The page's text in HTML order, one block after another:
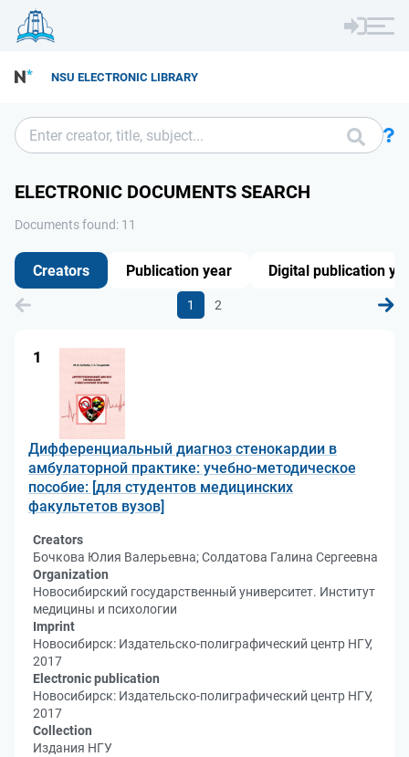
NSU ELECTRONIC LIBRARY
ELECTRONIC DOCUMENTS SEARCH
Documents found: 11
1 2
1
Дифференциальный диагноз стенокардии в
амбулаторной практике: учебно-методическое
пособие: [для студентов медицинских
факультетов вузов]
Creators
Бочкова Юлия Валерьевна; Солдатова Галина Сергеевна
Organization
Новосибирский государственный университет. Институт
медицины и психологии
Imprint
Новосибирск: Издательско-полиграфический центр НГУ,
2017
Electronic publication
Новосибирск: Издательско-полиграфический центр НГУ,
2017
Collection
Издания НГУ
Creators Publication year Digital publication